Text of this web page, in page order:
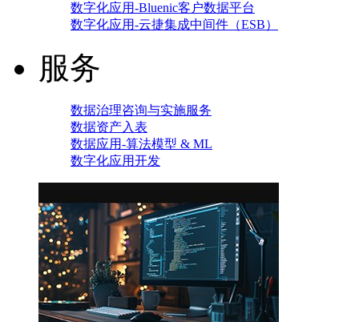
数字化应用-Bluenic客户数据平台
数字化应用-云捷集成中间件（ESB）
服务
数据治理咨询与实施服务
数据资产入表
数据应用-算法模型 & ML
数字化应用开发